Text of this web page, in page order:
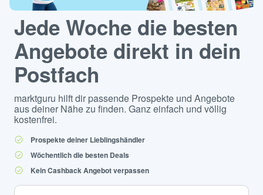
Jede Woche die besten
Angebote direkt in dein
Postfach
marktguru hilft dir passende Prospekte und Angebote
aus deiner Nähe zu finden. Ganz einfach und völlig
kostenfrei.
Prospekte deiner Lieblingshändler
Wöchentlich die besten Deals
Kein Cashback Angebot verpassen